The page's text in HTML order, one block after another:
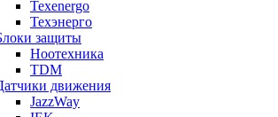
Texenergo
Техэнерго
защиты
Ноотехника
TDM
движения
JazzWay